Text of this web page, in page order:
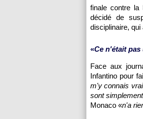
finale contre la
décidé de
disciplinaire,
«Ce n'était pas
Face aux
Infantino pour
m'y connais
sont
Monaco «n'a